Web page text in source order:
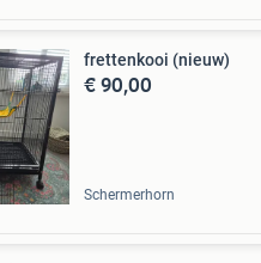
frettenkooi (nieuw)
€ 90,00
Schermerhorn